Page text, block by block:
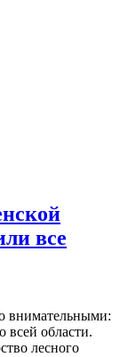
все
внимательными:
всей области.
лесного